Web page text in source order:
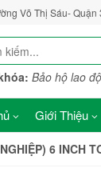
Võ Thị Sáu- Quận
Bảo hộ lao
Giới Thiệu
6 INCH